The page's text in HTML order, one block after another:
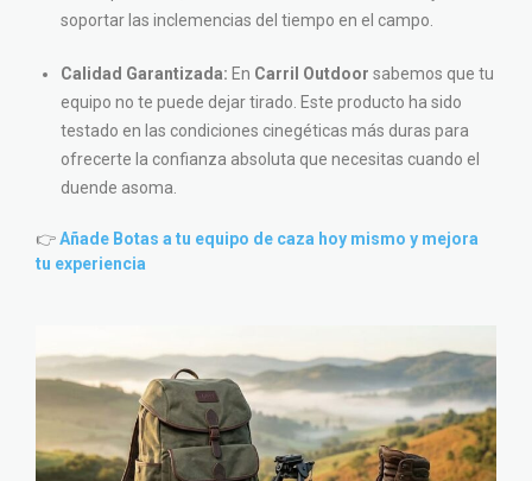
soportar las inclemencias del tiempo en el campo.
Calidad Garantizada: En Carril Outdoor sabemos que tu
equipo no te puede dejar tirado. Este producto ha sido
testado en las condiciones cinegéticas más duras para
ofrecerte la confianza absoluta que necesitas cuando el
duende asoma.
👉Añade Botas a tu equipo de caza hoy mismo y mejora
tu experiencia